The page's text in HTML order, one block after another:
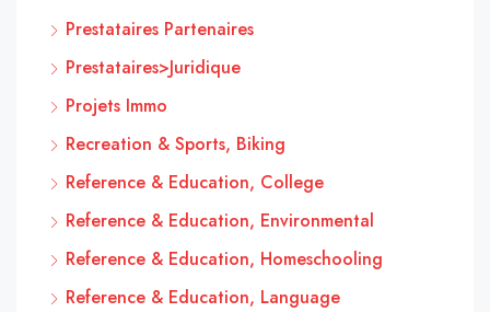
Prestataires Partenaires
Prestataires>Juridique
Projets Immo
Recreation & Sports, Biking
Reference & Education, College
Reference & Education, Environmental
Reference & Education, Homeschooling
Reference & Education, Language